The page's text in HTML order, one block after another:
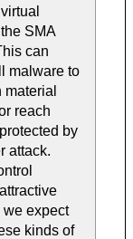
SMA
can
malware to
reach
by
attack.
we expect
kinds of